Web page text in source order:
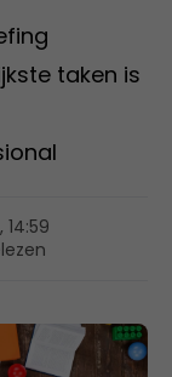
taken is
14:59